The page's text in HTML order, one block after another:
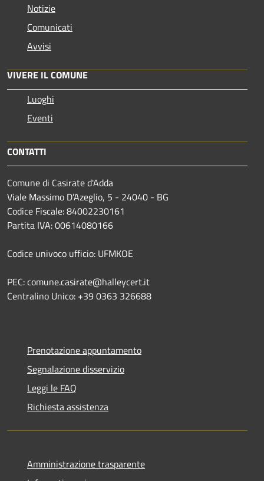
Notizie
Comunicati
Avvisi
VIVERE IL COMUNE
Luoghi
Eventi
CONTATTI
Comune di Casirate d'Adda
Viale Massimo D’Azeglio, 5 - 24040 - BG
Codice Fiscale: 84002230161
Partita IVA: 00614080166
Codice univoco ufficio: UFMKOE
PEC: comune.casirate@halleycert.it
Centralino Unico: +39 0363 326688
Prenotazione appuntamento
Segnalazione disservizio
Leggi le FAQ
Richiesta assistenza
Amministrazione trasparente